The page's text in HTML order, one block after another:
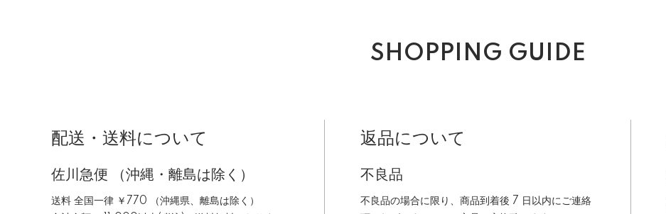
SHOPPING GUIDE
配送・送料について
佐川急便 （沖縄・離島は除く）
送料 全国一律 ￥770 （沖縄県、離島は除く）
返品について
不良品
不良品の場合に限り、商品到着後 7 日以内にご連絡